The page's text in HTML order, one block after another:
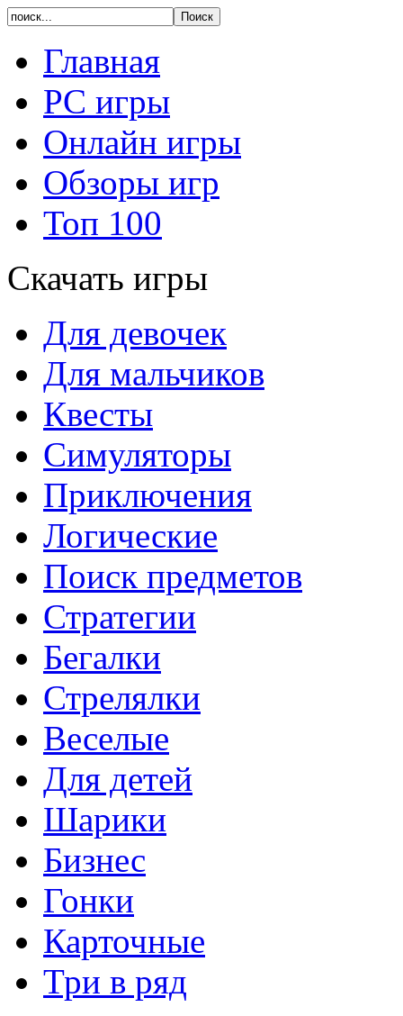
Главная
PC игры
Онлайн игры
Обзоры игр
Топ 100
Скачать игры
Для девочек
Для мальчиков
Квесты
Симуляторы
Приключения
Логические
Поиск предметов
Стратегии
Бегалки
Стрелялки
Веселые
Для детей
Шарики
Бизнес
Гонки
Карточные
Три в ряд